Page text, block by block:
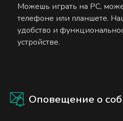
Можешь играть на PC,
телефоне или планшете.
удобство и
устройстве.
Оповещение о